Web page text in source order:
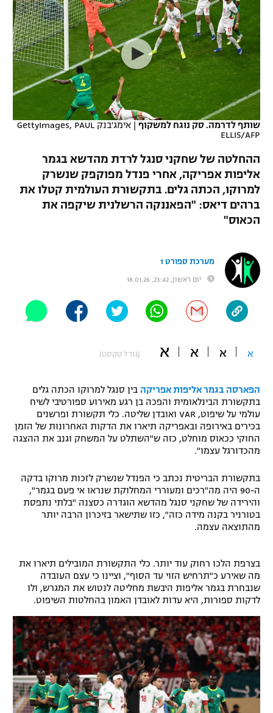
VOD
רץ ברשת
תוצאות
לוח שידורים
ברחבה
"מחצית בשכונה" – פודקאסט
תקנון עבור פעילות אלקטרה
תקנון עבור פעילות ספורט 1 – "מרלן"
גיימינג E-Sports
תנאי שימוש
מדיניות פרטיות
תקנון פעילות ספורט 1
רשיון להקרנה פומבית לבית עסק
הצטרפות לחבילת הערוצים
לוח דרושים – ג'ובנט
תגיות
נבחרת ישראל
מכבי חיפה
בית"ר ירושלים
מכבי תל אביב
הפועל תל אביב
הפועל חיפה
הפועל באר שבע
מכבי נתניה
ליגה ספרדית
ליגה איטלקית
ליגה צרפתית
ליגה הולנדית
ליגה סינית
ליגה ברזילאית
כדורסל נשים
מכבי תל אביב
הפועל חולון
הפועל ירושלים
דני אבדיה
יורוליג
יורוקאפ
טניס
כדוריד
כדורעף
שחייה
אגרוף
ספורט אולימפי
היאבקות WWE
אופניים
כדורמים
פוטבול אמריקאי NFL
בייסבול MLB
ספורט אתגרי ואקסטרים
אומנויות לחימה
גיימינג E-Sports
שותף לדרמה. סק נוגח למשקוף |
אימג'בנק GettyImages, PAUL
ELLIS/AFP
ההחלטה של שחקני סנגל לרדת מהדשא בגמר
אליפות אפריקה, אחרי פנדל מפוקפק שנשרק
למרוקו, הכתה גלים. בתקשורת העולמית קטלו את
ברהים דיאס: "הפאננקה הרשלנית שיקפה את
הכאוס"
מערכת ספורט 1
יום ראשון, 23:42, 18.01.26
א א א א (גודל טקסט)
הפארסה בגמר אליפות אפריקה בין סנגל למרוקו הכתה גלים
בתקשורת הבינלאומית והפכה בן רגע מאירוע ספורטיבי לשיח
עולמי על שיפוט, VAR ואובדן שליטה. כלי תקשורת ופרשנים
בכירים באירופה ובאפריקה תיארו את הדקות האחרונות של הזמן
החוקי ככאוס מוחלט, כזה ש"השתלט על המשחק וגנב את ההצגה
מהכדורגל עצמו".
בתקשורת הבריטית נכתב כי הפנדל שנשרק לזכות מרוקו בדקה
ה-90 היה מה"רכים ומעוררי המחלוקת שנראו אי פעם בגמר",
והירידה של שחקני סנגל מהדשא הוגדרה כסצנה "בלתי נתפסת
בטורניר בקנה מידה כזה", כזו שתישאר בזיכרון הרבה יותר
מהתוצאה עצמה.
בצרפת הלכו רחוק עוד יותר. כלי התקשורת המובילים תיארו את
מה שאירע כ"תרחיש הזוי עד הסוף", וציינו כי עצם העובדה
שנבחרת בגמר אליפות היבשת מחליטה לנטוש את המגרש, ולו
לדקות ספורות, היא עדות לאובדן האמון בהחלטות השיפוט.